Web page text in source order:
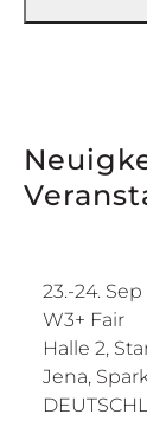
23.-24.
W3+ Fair
Halle 2,
Jena,